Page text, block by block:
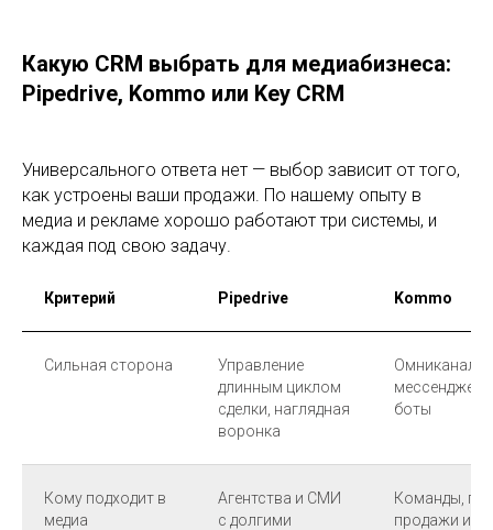
Какую CRM выбрать для медиабизнеса:
Pipedrive, Kommo или Key CRM
Универсального ответа нет — выбор зависит от того,
как устроены ваши продажи. По нашему опыту в
медиа и рекламе хорошо работают три системы, и
каждая под свою задачу.
Критерий Pipedrive Kommo
Сильная сторона
Управление
длинным циклом
сделки, наглядная
воронка
боты
Кому подходит в
медиа
Агентства и СМИ
с долгими
Команды, где
продажи